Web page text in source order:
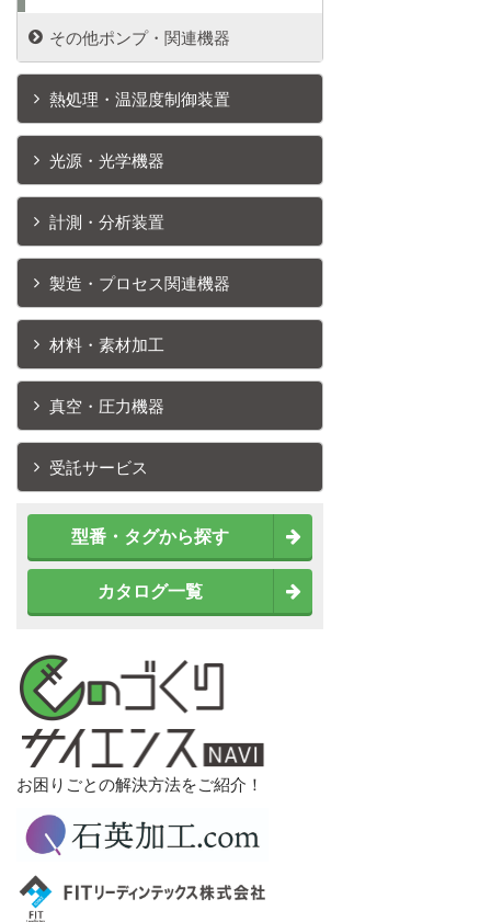
その他ポンプ・関連機器
熱処理・温湿度制御装置
光源・光学機器
計測・分析装置
製造・プロセス関連機器
材料・素材加工
真空・圧力機器
受託サービス
型番・タグから探す
カタログ一覧
お困りごとの解決方法をご紹介！